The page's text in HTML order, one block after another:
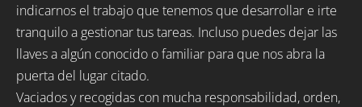
indicarnos el trabajo que tenemos que desarrollar e irte
tranquilo a gestionar tus tareas. Incluso puedes dejar las
llaves a algún conocido o familiar para que nos abra la
puerta del lugar citado.
Vaciados y recogidas con mucha responsabilidad, orden,